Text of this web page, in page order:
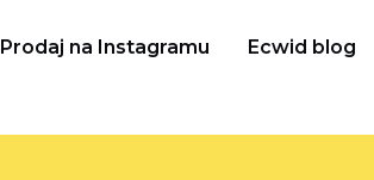
Prodaj na Instagramu Ecwid blog